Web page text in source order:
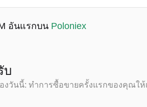
อันแรกบน Poloniex
บ
งวันนี้: ทำการซื้อขายครั้งแรกของคุณใ